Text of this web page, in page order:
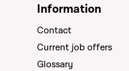
Information
Contact
Current job offers
Glossary